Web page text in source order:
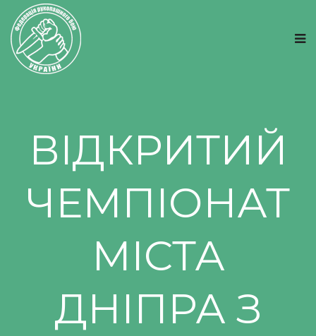
ВІДКРИТИЙ
ЧЕМПІОНАТ
МІСТА
ДНІПРА З